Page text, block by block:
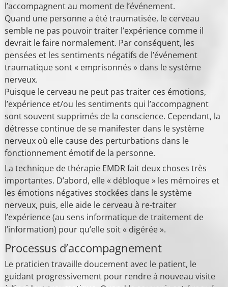
l’accompagnent au moment de l’événement.
Quand une personne a été traumatisée, le cerveau
semble ne pas pouvoir traiter l’expérience comme il
devrait le faire normalement. Par conséquent, les
pensées et les sentiments négatifs de l’événement
traumatique sont « emprisonnés » dans le système
nerveux.
Puisque le cerveau ne peut pas traiter ces émotions,
l’expérience et/ou les sentiments qui l’accompagnent
sont souvent supprimés de la conscience. Cependant, la
détresse continue de se manifester dans le système
nerveux où elle cause des perturbations dans le
fonctionnement émotif de la personne.
La technique de thérapie EMDR fait deux choses très
importantes. D’abord, elle « débloque » les mémoires et
les émotions négatives stockées dans le système
nerveux, puis, elle aide le cerveau à re-traiter
l’expérience (au sens informatique de traitement de
l’information) pour qu’elle soit « digérée ».
Processus d’accompagnement
Le praticien travaille doucement avec le patient, le
guidant progressivement pour rendre à nouveau visite